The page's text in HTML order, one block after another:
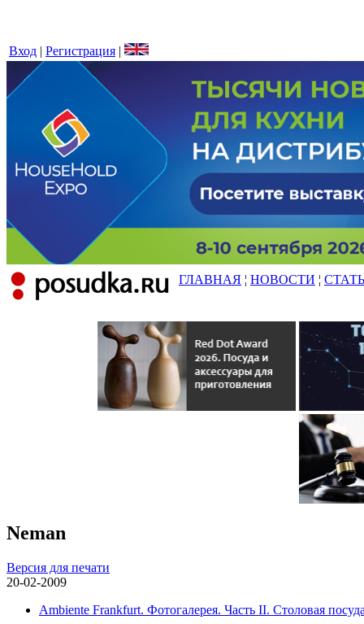
Вход | Регистрация |
ГЛАВНАЯ ¦ НОВОСТИ ¦
Neman
Версия для печати
20-02-2009
Ambiente Frankfurt. Фотогалерея. Часть II. Столовая